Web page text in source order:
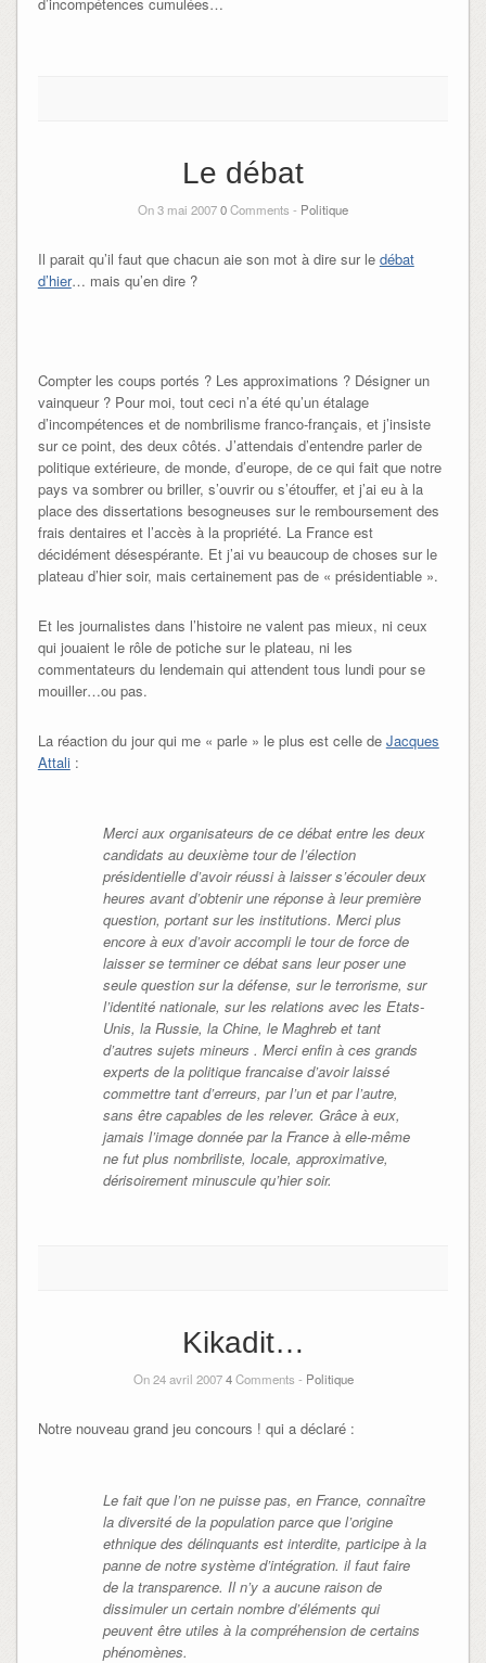
Le débat
On 3 mai 20070Comments - Politique
Il parait qu’il faut que chacun aie son mot à dire sur le débat
d’hier… mais qu’en dire ?
Compter les coups portés ? Les approximations ? Désigner un
vainqueur ? Pour moi, tout ceci n’a été qu’un étalage
d’incompétences et de nombrilisme franco-français, et j’insiste
sur ce point, des deux côtés. J’attendais d’entendre parler de
politique extérieure, de monde, d’europe, de ce qui fait que notre
pays va sombrer ou briller, s’ouvrir ou s’étouffer, et j’ai eu à la
place des dissertations besogneuses sur le remboursement des
frais dentaires et l’accès à la propriété. La France est
décidément désespérante. Et j’ai vu beaucoup de choses sur le
plateau d’hier soir, mais certainement pas de « présidentiable ».
Et les journalistes dans l’histoire ne valent pas mieux, ni ceux
qui jouaient le rôle de potiche sur le plateau, ni les
commentateurs du lendemain qui attendent tous lundi pour se
mouiller…ou pas.
La réaction du jour qui me « parle » le plus est celle de Jacques
Attali:
Merci aux organisateurs de ce débat entre les deux
candidats au deuxième tour de l’élection
présidentielle d’avoir réussi à laisser s’écouler deux
heures avant d’obtenir une réponse à leur première
question, portant sur les institutions. Merci plus
encore à eux d’avoir accompli le tour de force de
laisser se terminer ce débat sans leur poser une
seule question sur la défense, sur le terrorisme, sur
l’identité nationale, sur les relations avec les Etats-
Unis, la Russie, la Chine, le Maghreb et tant
d’autres sujets mineurs . Merci enfin à ces grands
experts de la politique francaise d’avoir laissé
commettre tant d’erreurs, par l’un et par l’autre,
sans être capables de les relever. Grâce à eux,
jamais l’image donnée par la France à elle-même
ne fut plus nombriliste, locale, approximative,
dérisoirement minuscule qu’hier soir.
Kikadit…
On 24 avril 20074Comments - Politique
Notre nouveau grand jeu concours ! qui a déclaré :
Le fait que l’on ne puisse pas, en France, connaître
la diversité de la population parce que l’origine
ethnique des délinquants est interdite, participe à la
panne de notre système d’intégration. il faut faire
de la transparence. Il n’y a aucune raison de
dissimuler un certain nombre d’éléments qui
peuvent être utiles à la compréhension de certains
phénomènes.